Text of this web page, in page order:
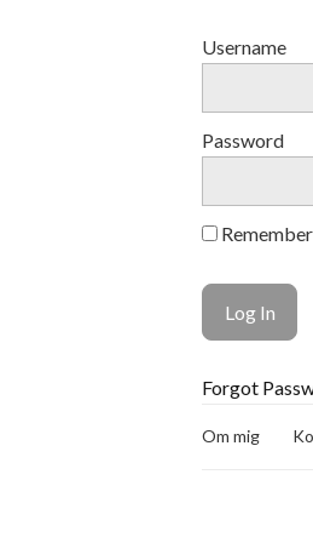
Username
Password
Forgot
Om mig